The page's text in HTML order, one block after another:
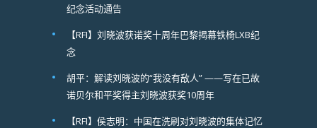
纪念活动通告
【RFI】刘晓波获诺奖十周年巴黎揭幕铁椅LXB纪
念
胡平：解读刘晓波的“我没有敌人” ——写在已故
诺贝尔和平奖得主刘晓波获奖10周年
【RFI】侯志明：中国在洗刷对刘晓波的集体记忆